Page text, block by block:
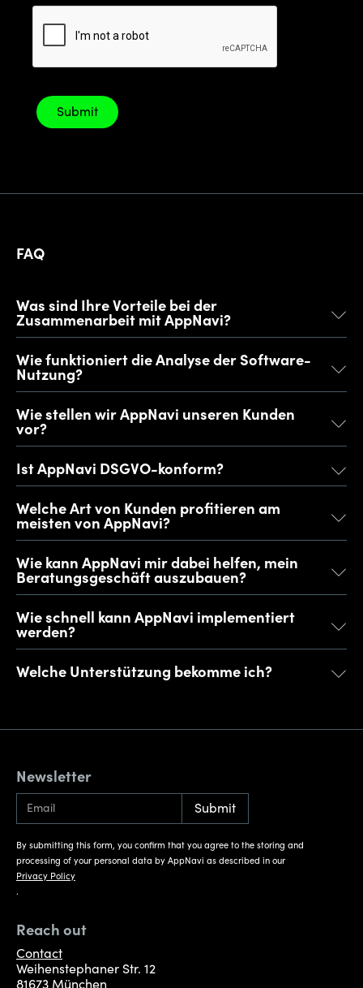
FAQ
Was sind Ihre Vorteile bei der
Zusammenarbeit mit AppNavi?
Wie funktioniert die Analyse der Software-
Nutzung?
Wie stellen wir AppNavi unseren Kunden
vor?
Ist AppNavi DSGVO-konform?
Welche Art von Kunden profitieren am
meisten von AppNavi?
Wie kann AppNavi mir dabei helfen, mein
Beratungsgeschäft auszubauen?
Wie schnell kann AppNavi implementiert
werden?
Welche Unterstützung bekomme ich?
Newsletter
By submitting this form, you confirm that you agree to the storing and
processing of your personal data by AppNavi as described in our
Privacy Policy
.
Reach out
Contact
Weihenstephaner Str. 12
81673 München